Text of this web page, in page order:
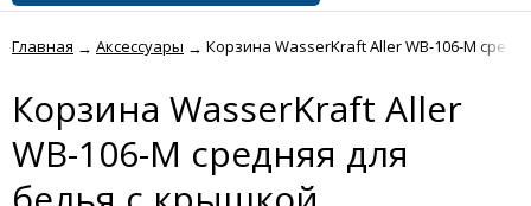
Главная → Аксессуары → Корзина WasserKraft Aller WB-106-M
Корзина WasserKraft Aller
WB-106-M средняя для